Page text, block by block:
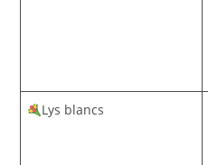
Lys blancs